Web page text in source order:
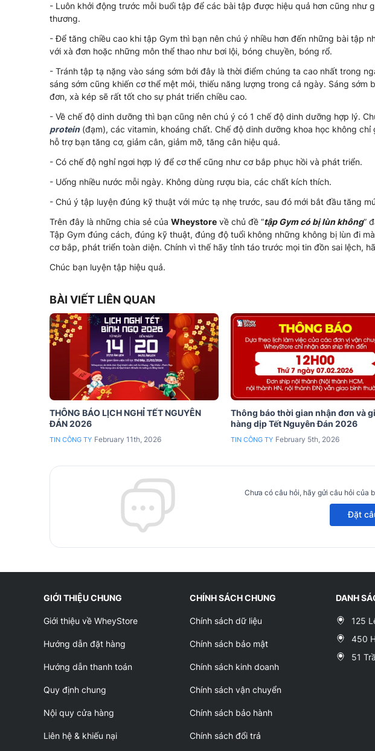
- Luôn khởi động trước mỗi buổi tập để các bài tập được hiệu quả hơn cũng như
thương.
- Để tăng chiều cao khi tập Gym thì bạn nên chú ý nhiều hơn đến những bài tập
với xà đơn hoặc những môn thể thao như bơi lội, bóng chuyền, bóng rổ.
- Tránh tập tạ nặng vào sáng sớm bởi đây là thời điểm chúng ta cao nhất trong
sáng sớm cũng khiến cơ thể mệt mỏi, thiếu năng lượng trong cả ngày. Sáng sớm
đơn, xà kép sẽ rất tốt cho sự phát triển chiều cao.
- Về chế độ dinh dưỡng thì bạn cũng nên chú ý có 1 chế độ dinh dưỡng hợp lý.
protein(đạm), các vitamin, khoáng chất. Chế độ dinh dưỡng khoa học không chỉ
hỗ trợ bạn tăng cơ, giảm cân, giảm mỡ, tăng cân hiệu quả.
- Có chế độ nghỉ ngơi hợp lý để cơ thể cũng như cơ bắp phục hồi và phát triển.
- Uống nhiều nước mỗi ngày. Không dùng rượu bia, các chất kích thích.
- Chú ý tập luyện đúng kỹ thuật với mức tạ nhẹ trước, sau đó mới bắt đầu tăng
Trên đây là những chia sẻ của Wheystore về chủ đề “tập Gym có bị lùn không”
Tập Gym đúng cách, đúng kỹ thuật, đúng độ tuổi không những không bị lùn đi
cơ bắp, phát triển toàn diện. Chính vì thế hãy tỉnh táo trước mọi tin đồn sai lệch,
Chúc bạn luyện tập hiệu quả.
BÀI VIẾT LIÊN QUAN
THÔNG BÁO LỊCH NGHỈ TẾT NGUYÊN
ĐÁN 2026
TIN CÔNG TY February 11th, 2026
Thông báo thời gian nhận đơn và
hàng dịp Tết Nguyên Đán 2026
TIN CÔNG TY February 5th, 2026
Chưa có câu hỏi, hãy gửi câu hỏi của
Đặt
GIỚI THIỆU CHUNG
Giới thiệu về WheyStore
Hướng dẫn đặt hàng
Hướng dẫn thanh toán
Quy định chung
Nội quy cửa hàng
Liên hệ & khiếu nại
CHÍNH SÁCH CHUNG
Chính sách dữ liệu
Chính sách bảo mật
Chính sách kinh doanh
Chính sách vận chuyển
Chính sách bảo hành
Chính sách đổi trả
DANH
125
450
51